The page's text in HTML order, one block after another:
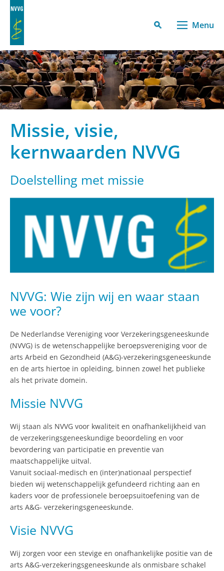
Menu
Missie, visie,
kernwaarden NVVG
Doelstelling met missie
NVVG: Wie zijn wij en waar staan
we voor?
De Nederlandse Vereniging voor Verzekeringsgeneeskunde
(NVVG) is de wetenschappelijke beroepsvereniging voor de
arts Arbeid en Gezondheid (A&G)-verzekeringsgeneeskunde
en de arts hiertoe in opleiding, binnen zowel het publieke
als het private domein.
Missie NVVG
Wij staan als NVVG voor kwaliteit en onafhankelijkheid van
de verzekeringsgeneeskundige beoordeling en voor
bevordering van participatie en preventie van
maatschappelijke uitval.
Vanuit sociaal-medisch en (inter)nationaal perspectief
bieden wij wetenschappelijk gefundeerd richting aan en
kaders voor de professionele beroepsuitoefening van de
arts A&G- verzekeringsgeneeskunde.
Visie NVVG
Wij zorgen voor een stevige en onafhankelijke positie van de
arts A&G-verzekeringsgeneeskunde als onmisbare schakel